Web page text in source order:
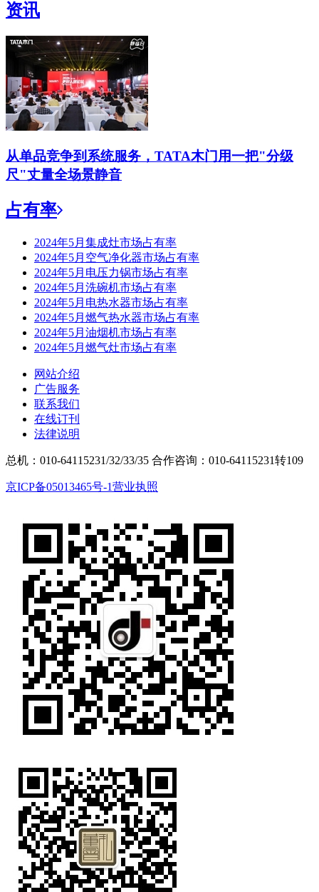
资讯
从单品竞争到系统服务，TATA木门用一把"分级
尺"丈量全场景静音
占有率
2024年5月集成灶市场占有率
2024年5月空气净化器市场占有率
2024年5月电压力锅市场占有率
2024年5月洗碗机市场占有率
2024年5月电热水器市场占有率
2024年5月燃气热水器市场占有率
2024年5月油烟机市场占有率
2024年5月燃气灶市场占有率
网站介绍
广告服务
联系我们
在线订刊
法律说明
总机：010-64115231/32/33/35 合作咨询：010-64115231转109
京ICP备05013465号-1营业执照